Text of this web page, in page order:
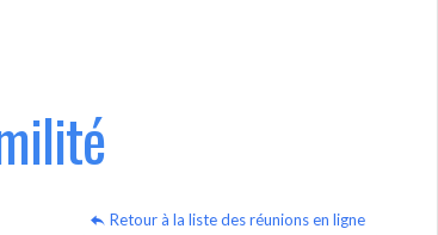
Retour à la liste des réunions en ligne